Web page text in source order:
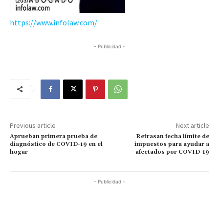
https://www.infolaw.com/
- Publicidad -
Previous article
Aprueban primera prueba de
diagnóstico de COVID-19 en el
hogar
Next article
Retrasan fecha límite de
impuestos para ayudar a
afectados por COVID-19
- Publicidad -